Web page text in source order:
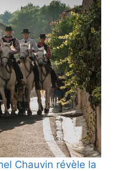
Chauvin révèle la